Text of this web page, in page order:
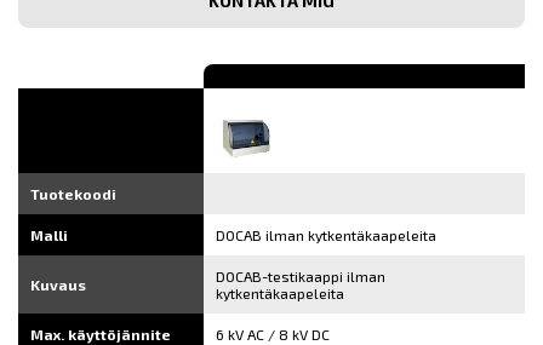
Tuotekoodi
Malli DOCAB ilman kytkentäkaapeleita
Kuvaus
DOCAB-testikaappi ilman
kytkentäkaapeleita
Max. käyttöjännite 6 kV AC / 8 kV DC